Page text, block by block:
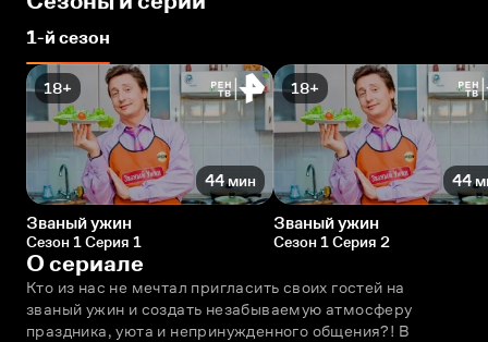
1-й сезон
18+
44 мин
Званый ужин
Сезон 1 Серия 1
18+
44
Званый ужин
Сезон 1 Серия 2
О сериале
Кто из нас не мечтал пригласить своих гостей на
званый ужин и создать незабываемую атмосферу
праздника, уюта и непринужденного общения?! В